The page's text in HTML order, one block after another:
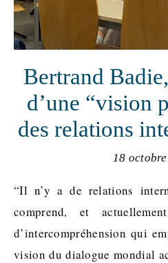
Bertrand
d’une “vision
des relations
18
“Il n’y a de relations internationales que si on se
comprend, et
d’intercompréhension qui
vision du dialogue mondial